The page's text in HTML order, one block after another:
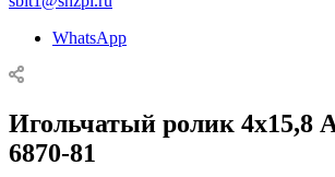
WhatsApp
Игольчатый ролик 4х15,8
6870-81